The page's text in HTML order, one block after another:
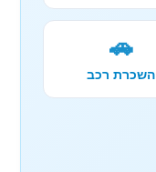
🚗
השכרת רכב